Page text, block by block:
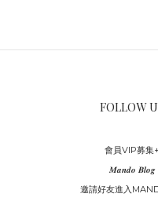
FOLLOW
會員VIP募集+
𝑴𝒂𝒏𝒅𝒐 𝑩𝒍𝒐𝒈
邀請好友進入